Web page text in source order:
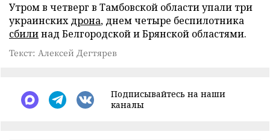
Утром в четверг в Тамбовской области упали три
украинскихдрона, днем четыре беспилотника
сбилинад Белгородской и Брянской областями.
Текст: Алексей Дегтярев
Подписывайтесь на наши
каналы